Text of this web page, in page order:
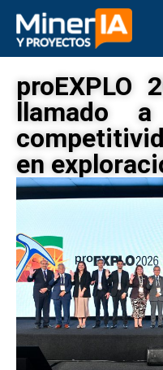
proEXPLO
llamado
en